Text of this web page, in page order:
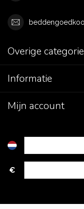
Overige
Informatie
Mijn account
€